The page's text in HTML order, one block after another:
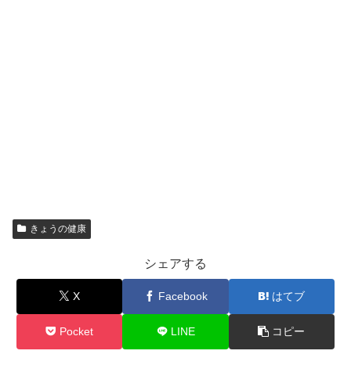
きょうの健康
シェアする
X Facebook はてブ
Pocket LINE コピー